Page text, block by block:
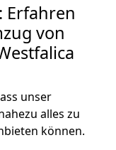
Erfahren
von
unser
alles zu
können.